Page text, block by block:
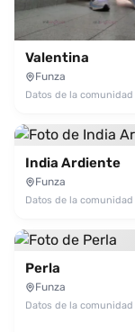
Valentina
Funza
Datos de la comunidad
India Ardiente
Funza
Datos de la comunidad
Perla
Funza
Datos de la comunidad